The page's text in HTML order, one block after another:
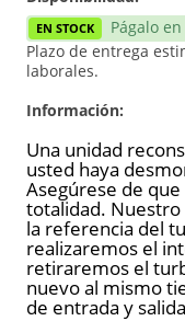
EN STOCK Págalo en
Plazo de entrega
laborales.
Información:
Una unidad
usted haya
Asegúrese de
totalidad.
la referencia del
realizaremos el
retiraremos el
nuevo al mismo
de entrada y